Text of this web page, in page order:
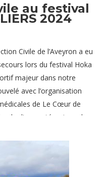
au festival
2024
Civile de l’Aveyron a eu
lors du festival Hoka
majeur dans notre
avec l’organisation
de Le Cœur de
de dix ans, témoigne de
un événement
plus de 10 000